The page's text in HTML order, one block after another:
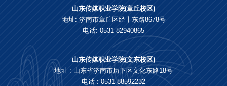
山东传媒职业学院(章丘校区)
地址: 济南市章丘区经十东路8678号
电话: 0531-82940865
山东传媒职业学院(文东校区)
地址 : 山东省济南市历下区文化东路18号
电话 : 0531-88592232